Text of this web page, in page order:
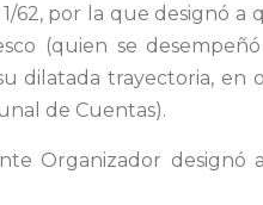
62, por la que designó
(quien se
dilatada trayectoria,
de Cuentas).
Organizador